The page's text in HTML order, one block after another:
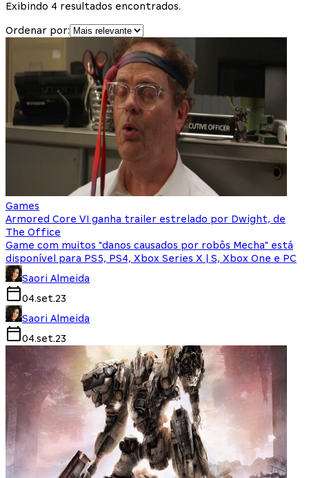
Exibindo 4 resultados encontrados.
Ordenar por:
Games
Armored Core VI ganha trailer estrelado por Dwight, de
The Office
Game com muitos "danos causados por robôs Mecha" está
disponível para PS5, PS4, Xbox Series X | S, Xbox One e PC
Saori Almeida
04.set.23
Saori Almeida
04.set.23